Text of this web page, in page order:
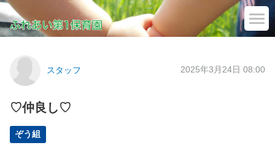
スタッフ 2025年3月24日 08:00
♡仲良し♡
ぞう組